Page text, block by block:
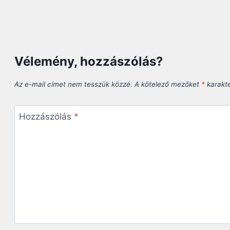
Vélemény, hozzászólás?
Az e-mail címet nem tesszük közzé. A kötelező mezőket *
Hozzászólás *